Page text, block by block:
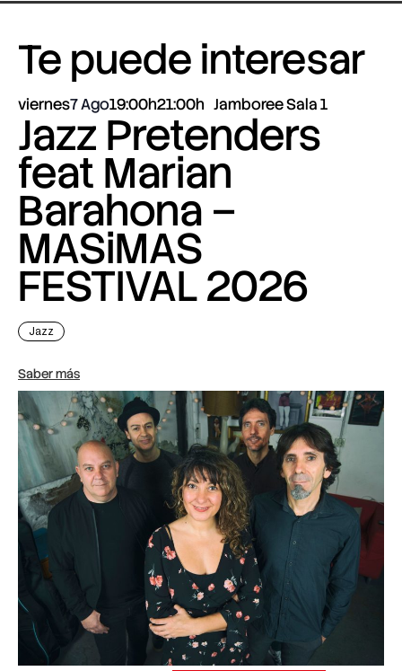
Te puede interesar
viernes7 Ago19:00h21:00h Jamboree Sala 1
Jazz Pretenders
feat Marian
Barahona –
MASiMAS
FESTIVAL 2026
Jazz
Saber más